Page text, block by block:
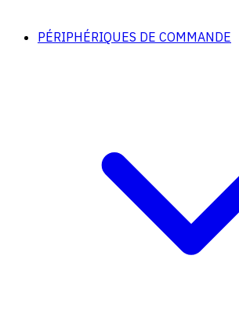
PÉRIPHÉRIQUES DE COMMANDE